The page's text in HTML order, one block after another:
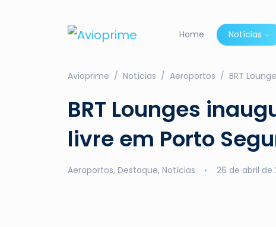
Home Notícias
Avioprime Notícias Aeroportos BRT
BRT Lounges
livre em Porto
Aeroportos, Destaque, Notícias 26 de abril de